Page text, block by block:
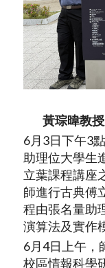
黃琮暐教
6月3日下午3
助理位大學生
立葉課程講座
師進行古典傅
程由張名量助
演算法及實作
6月4日上午，
校區情報科學